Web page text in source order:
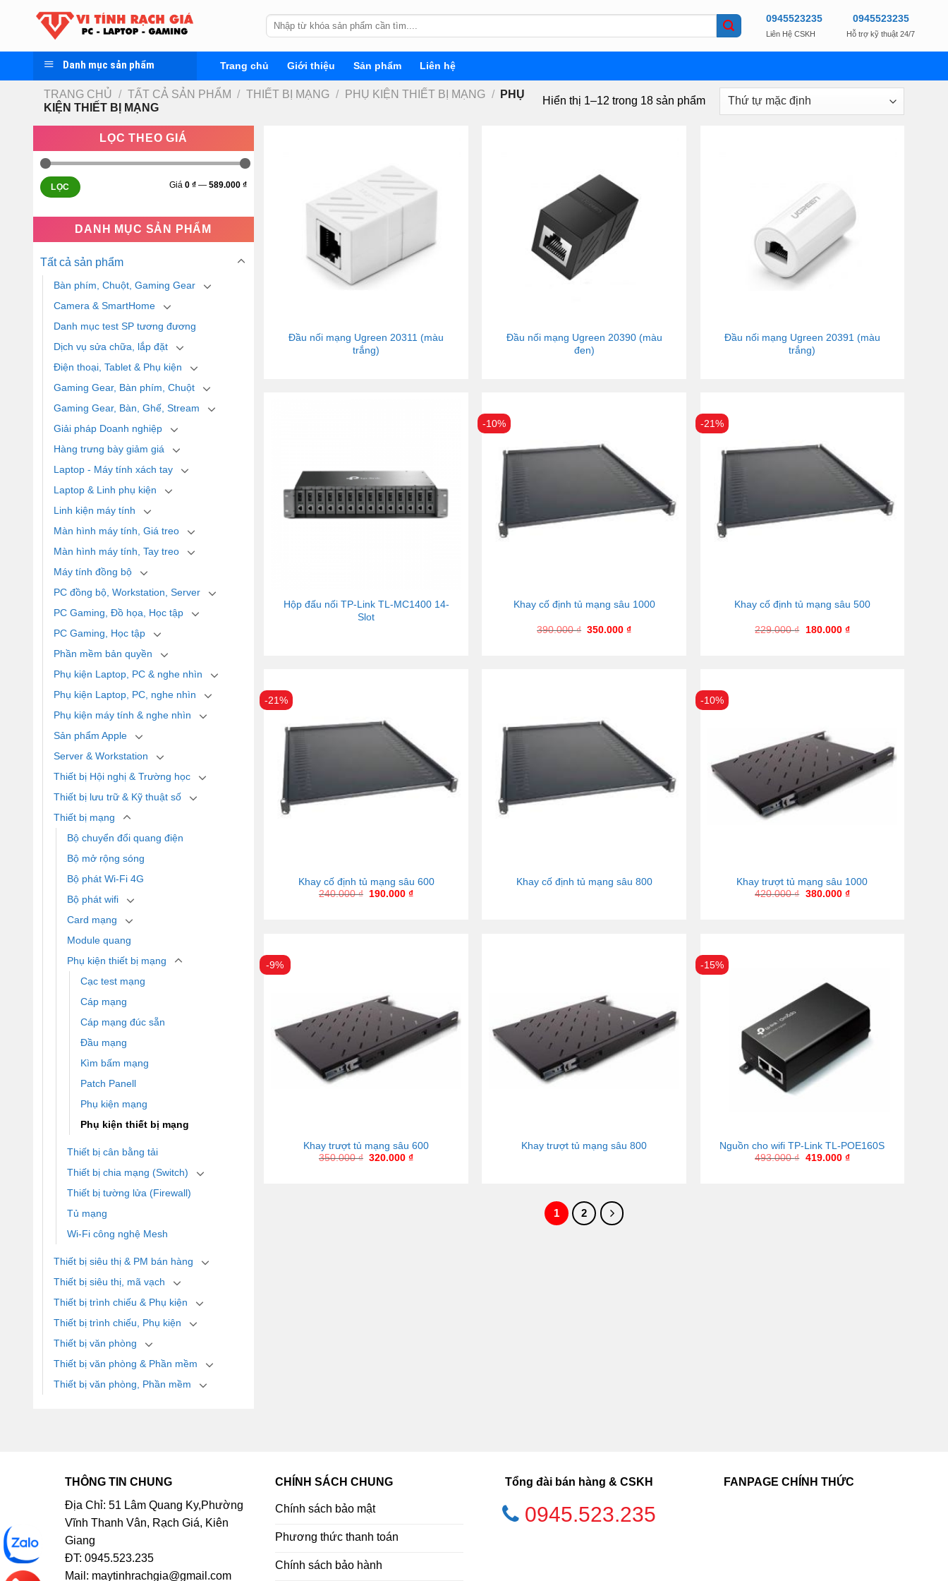
Tìm
kiếm:
0945523235
Liên Hệ CSKH
0945523235
Hỗ trợ kỹ thuật 24/7
Danh mục sản phẩm Trang chủ Giới thiệu Sản phẩm Liên hệ
TRANG CHỦ / TẤT CẢ SẢN PHẨM / THIẾT BỊ MẠNG / PHỤ KIỆN THIẾT BỊ MẠNG /
PHỤ
KIỆN THIẾT BỊ MẠNG
Hiển thị 1–12 trong 18 sản phẩm
LỌC THEO GIÁ
LỌC Giá 0 ₫— 589.000 ₫
DANH MỤC SẢN PHẨM
Tất cả sản phẩm
Bàn phím, Chuột, Gaming Gear
Camera & SmartHome
Danh mục test SP tương đương
Dịch vụ sửa chữa, lắp đặt
Điện thoại, Tablet & Phụ kiện
Gaming Gear, Bàn phím, Chuột
Gaming Gear, Bàn, Ghế, Stream
Giải pháp Doanh nghiệp
Hàng trưng bày giảm giá
Laptop - Máy tính xách tay
Laptop & Linh phụ kiện
Linh kiện máy tính
Màn hình máy tính, Giá treo
Màn hình máy tính, Tay treo
Máy tính đồng bộ
PC đồng bộ, Workstation, Server
PC Gaming, Đồ họa, Học tập
PC Gaming, Học tập
Phần mềm bản quyền
Phụ kiện Laptop, PC & nghe nhìn
Phụ kiện Laptop, PC, nghe nhìn
Phụ kiện máy tính & nghe nhìn
Sản phẩm Apple
Server & Workstation
Thiết bị Hội nghị & Trường học
Thiết bị lưu trữ & Kỹ thuật số
Thiết bị mạng
Bộ chuyển đổi quang điện
Bộ mở rộng sóng
Bộ phát Wi-Fi 4G
Bộ phát wifi
Card mạng
Module quang
Phụ kiện thiết bị mạng
Cạc test mạng
Cáp mạng
Cáp mạng đúc sẵn
Đầu mạng
Kìm bấm mạng
Patch Panell
Phụ kiện mạng
Phụ kiện thiết bị mạng
Thiết bị cân bằng tải
Thiết bị chia mạng (Switch)
Thiết bị tường lửa (Firewall)
Tủ mạng
Wi-Fi công nghệ Mesh
Thiết bị siêu thị & PM bán hàng
Thiết bị siêu thị, mã vạch
Thiết bị trình chiếu & Phụ kiện
Thiết bị trình chiếu, Phụ kiện
Thiết bị văn phòng
Thiết bị văn phòng & Phần mềm
Thiết bị văn phòng, Phần mềm
Đầu nối mạng Ugreen 20311 (màu
trắng)
Đầu nối mạng Ugreen 20390 (màu
đen)
Đầu nối mạng Ugreen 20391 (màu
trắng)
Hộp đấu nối TP-Link TL-MC1400 14-
Slot
-10%
Khay cố định tủ mạng sâu 1000
390.000₫ 350.000₫
-21%
Khay cố định tủ mạng sâu 500
229.000₫ 180.000 ₫
-21%
Khay cố định tủ mạng sâu 600
240.000₫ 190.000₫
Khay cố định tủ mạng sâu 800
-10%
Khay trượt tủ mạng sâu 1000
420.000₫ 380.000 ₫
-9%
Khay trượt tủ mạng sâu 600
350.000₫ 320.000₫
Khay trượt tủ mạng sâu 800
-15%
Nguồn cho wifi TP-Link TL-POE160S
493.000₫ 419.000 ₫
1 2
THÔNG TIN CHUNG
Địa Chỉ: 51 Lâm Quang Ky,Phường
Vĩnh Thanh Vân, Rạch Giá, Kiên
Giang
ĐT: 0945.523.235
Mail: maytinhrachgia@gmail.com
CHÍNH SÁCH CHUNG
Chính sách bảo mật
Phương thức thanh toán
Chính sách bảo hành
Tổng đài bán hàng & CSKH
0945.523.235
FANPAGE CHÍNH THỨC